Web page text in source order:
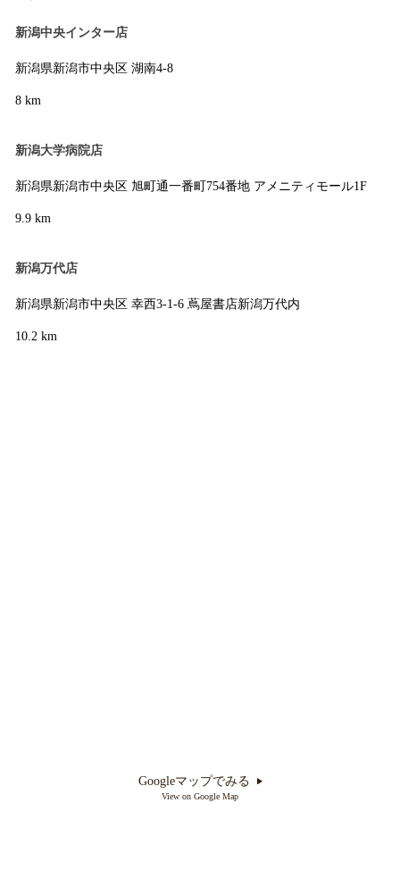
新潟中央インター店
新潟県新潟市中央区 湖南4-8
8 km
新潟大学病院店
新潟県新潟市中央区 旭町通一番町754番地 アメニティモール1F
9.9 km
新潟万代店
新潟県新潟市中央区 幸西3-1-6 蔦屋書店新潟万代内
10.2 km
Googleマップでみる
View on Google Map